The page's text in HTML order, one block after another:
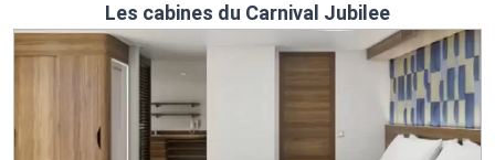
Les cabines du Carnival Jubilee